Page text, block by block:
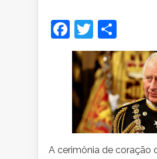
Facebook
Twitter
A cerimônia de coração